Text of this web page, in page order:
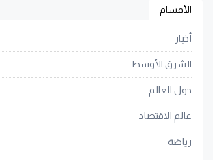
الأقسام
أخبار
الشرق الأوسط
حول العالم
عالم الاقتصاد
رياضة